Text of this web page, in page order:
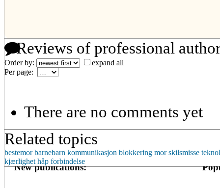
Reviews of professional
Order by:
expand all
Per page:
There are no comments yet
Related topics
bestemor barnebarn kommunikasjon blokkering mor skilsmisse
kjærlighet håp forbindelse
New publications: